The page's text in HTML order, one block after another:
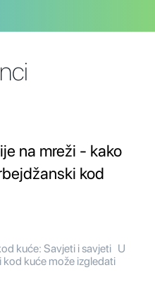
na mreži - kako
kod
kuće: Savjeti i savjeti U
kod kuće može izgledati